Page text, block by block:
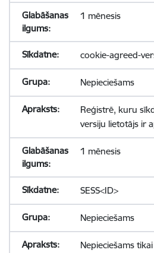
1 mēnesis
cookie-agreed-
Nepieciešams
Reģistrē, kuru
versiju lietotājs ir
1 mēnesis
SESS<ID>
Nepieciešams
Nepieciešams